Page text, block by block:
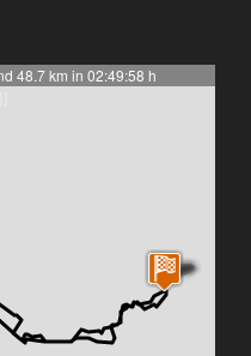
48.7 km in 02:49:58 h